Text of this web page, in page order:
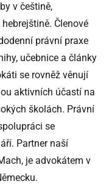
v češtině,
Členové
právní praxe
učebnice a články
se rovněž věnují
aktivních účastí na
školách. Právní
se
Partner naší
je advokátem v